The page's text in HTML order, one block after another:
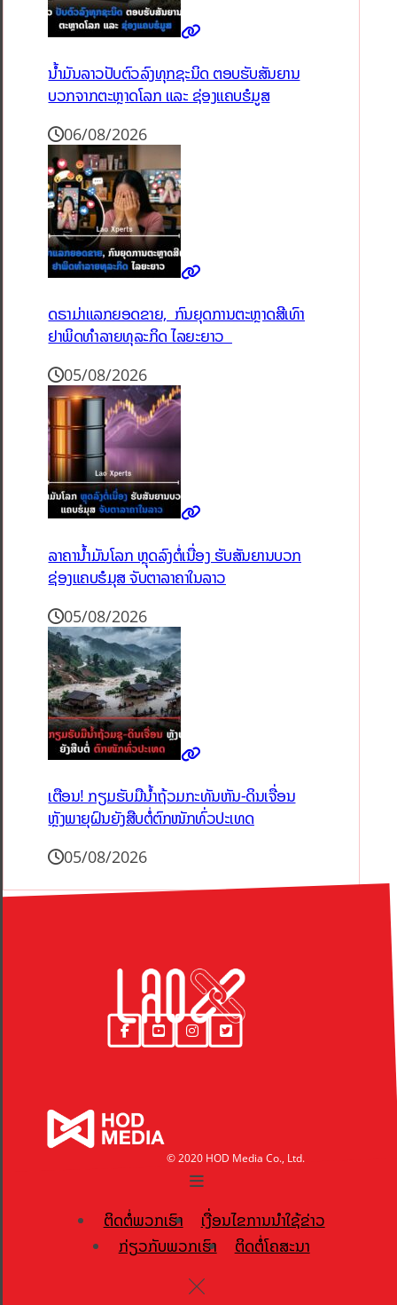
ນໍ້າມັນລາວປັບຕົວລົງທຸກຊະນິດ ຕອບຮັບສັນຍານ
ບວກຈາກຕະຫຼາດໂລກ ແລະ ຊ່ອງແຄບຮໍມູສ
06/08/2026
ດຣາມ່າແລກຍອດຂາຍ, ກົນຍຸດການຕະຫຼາດສີເທົາ
ຢາພິດທຳລາຍທຸລະກິດ ໄລຍະຍາວ
05/08/2026
ລາຄານ້ຳມັນໂລກ ຫຼຸດລົງຕໍ່ເນື່ອງ ຮັບສັນຍານບວກ
ຊ່ອງແຄບຮໍມຸສ ຈັບຕາລາຄາໃນລາວ
05/08/2026
ເຕືອນ! ກຽມຮັບມືນໍ້າຖ້ວມກະທັນຫັນ-ດິນເຈື່ອນ
ຫຼັງພາຍຸຝົນຍັງສືບຕໍ່ຕົກໜັກທົ່ວປະເທດ
05/08/2026
© 2020 HOD Media Co., Ltd.
ຕິດຕໍ່ພວກເຮົາ
ເງື່ອນໄຂການນຳໃຊ້ຂ່າວ
ກ່ຽວກັບພວກເຮົາ
ຕິດຕໍ່ໂຄສະນາ